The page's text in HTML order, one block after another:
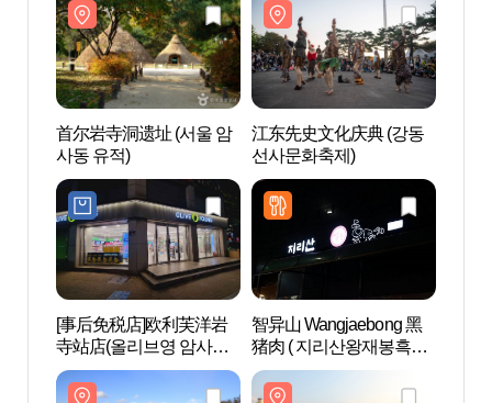
首尔岩寺洞遗址 (서울 암
사동 유적)
江东先史文化庆典 (강동
선사문화축제)
[事后免税店]欧利芙洋岩
寺站店(올리브영 암사역
점)
智异山 Wangjaebong 黑
猪肉 ( 지리산왕재봉흑돼
지 )